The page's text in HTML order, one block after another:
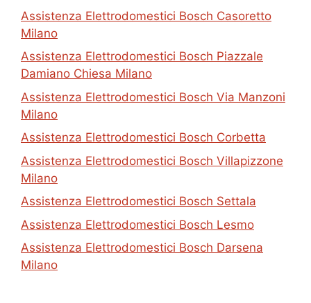
Assistenza Elettrodomestici Bosch Casoretto
Milano
Assistenza Elettrodomestici Bosch Piazzale
Damiano Chiesa Milano
Assistenza Elettrodomestici Bosch Via Manzoni
Milano
Assistenza Elettrodomestici Bosch Corbetta
Assistenza Elettrodomestici Bosch Villapizzone
Milano
Assistenza Elettrodomestici Bosch Settala
Assistenza Elettrodomestici Bosch Lesmo
Assistenza Elettrodomestici Bosch Darsena
Milano